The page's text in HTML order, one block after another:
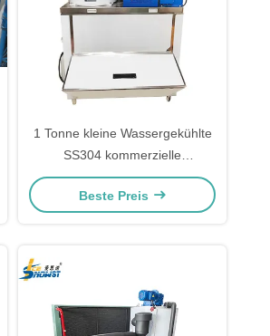
1 Tonne kleine Wassergekühlte
SS304 kommerzielle
Süßwasser-Flach-Eismaschine
für den Supermarkt
Beste Preis